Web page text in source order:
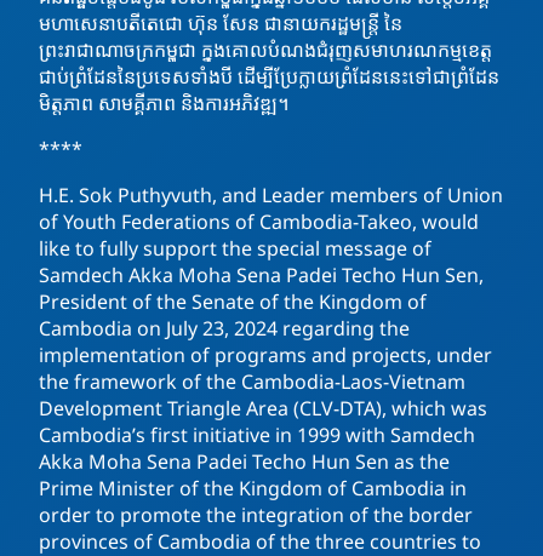
មហាសេនាបតីតេជោ ហ៊ុន សែន ជានាយករដ្ឋមន្រ្តី នៃ
ព្រះរាជាណាចក្រកម្ពុជា ក្នុងគោលបំណងជំរុញសមាហរណកម្មខេត្ត
ជាប់ព្រំដែននៃប្រទេសទាំងបី ដើម្បីប្រែក្លាយព្រំដែននេះទៅជាព្រំដែន
មិត្តភាព សាមគ្គីភាព និងការអភិវឌ្ឍ។
****
H.E. Sok Puthyvuth, and Leader members of Union
of Youth Federations of Cambodia-Takeo, would
like to fully support the special message of
Samdech Akka Moha Sena Padei Techo Hun Sen,
President of the Senate of the Kingdom of
Cambodia on July 23, 2024 regarding the
implementation of programs and projects, under
the framework of the Cambodia-Laos-Vietnam
Development Triangle Area (CLV-DTA), which was
Cambodia’s first initiative in 1999 with Samdech
Akka Moha Sena Padei Techo Hun Sen as the
Prime Minister of the Kingdom of Cambodia in
order to promote the integration of the border
provinces of Cambodia of the three countries to